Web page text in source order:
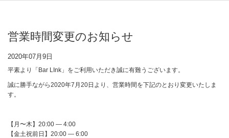
営業時間変更のお知らせ
2020年07月9日
平素より「Bar LInk」をご利用いただき誠に有難うございます。
誠に勝手ながら2020年7月20日より、営業時間を下記のとおり変更いたしま
す。
【月〜木】20:00 — 4:00
【金土祝前日】20:00 — 6:00